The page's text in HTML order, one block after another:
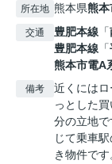
所在地 熊本県熊本
交通 豊肥本線 「
豊肥本線 「
熊本市電A
備考
近くには
っとした
分の立地
じて乗車
き物件で